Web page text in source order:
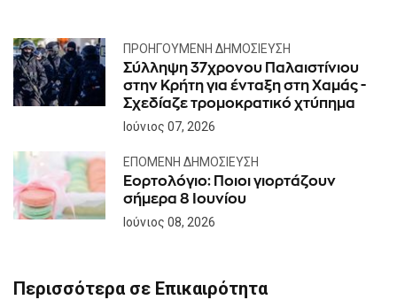
ΠΡΟΗΓΟΎΜΕΝΗ ΔΗΜΟΣΊΕΥΣΗ
Σύλληψη 37χρονου Παλαιστίνιου
στην Κρήτη για ένταξη στη Χαμάς -
Σχεδίαζε τρομοκρατικό χτύπημα
Ιούνιος 07, 2026
ΕΠΌΜΕΝΗ ΔΗΜΟΣΊΕΥΣΗ
Εορτολόγιο: Ποιοι γιορτάζουν
σήμερα 8 Ιουνίου
Ιούνιος 08, 2026
Περισσότερα σε Επικαιρότητα